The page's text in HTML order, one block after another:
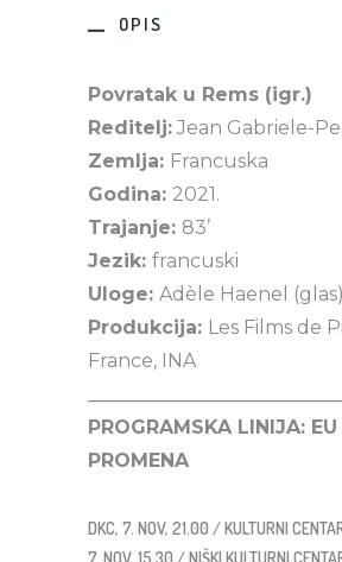
OPIS
Povratak u Rems (igr.)
Reditelj: Jean Gabriele-
Zemlja: Francuska
Godina: 2021.
Trajanje: 83’
Jezik: francuski
Uloge: Adèle Haenel (glas)
Produkcija: Les Films de
France, INA
PROGRAMSKA LINIJA:
PROMENA
DKC, 7. NOV, 21.00 / KULTURNI
7. NOV, 15.30 / NIŠKI KULTURNI